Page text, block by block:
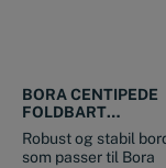
BORA CENTIPEDE
FOLDBART
ARBEJDSBORD
CM
Robust og stabil
som passer til Bora